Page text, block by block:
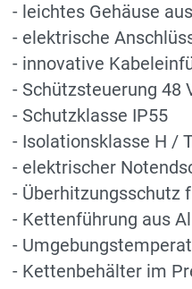
- leichtes Gehäuse
- elektrische
- innovative
- Schützsteuerung 48
- Schutzklasse IP55
- Isolationsklasse H /
- elektrischer
- Überhitzungsschutz
- Kettenführung aus
-
- Kettenbehälter im